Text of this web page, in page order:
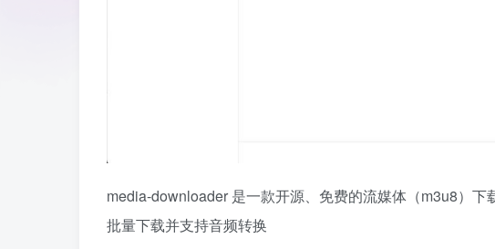
media-downloader 是一款开源、免费的流媒体（m3u8）下
批量下载并支持音频转换